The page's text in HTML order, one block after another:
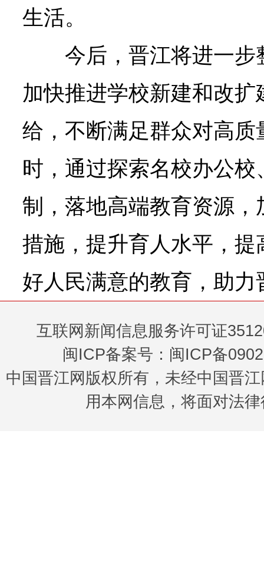
生活。
今后，晋江将进一
加快推进学校新建和改
给，不断满足群众对高
时，通过探索名校办公
制，落地高端教育资源
措施，提升育人水平，
好人民满意的教育，助
互联网新闻信息服务许可证
闽ICP备案号：闽ICP备
中国晋江网版权所有，未经中国晋
用本网信息，将面对法